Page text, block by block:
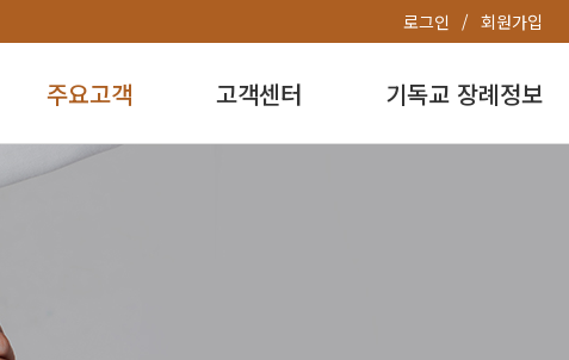
로그인 회원가입
주요고객 고객센터 기독교 장례정보